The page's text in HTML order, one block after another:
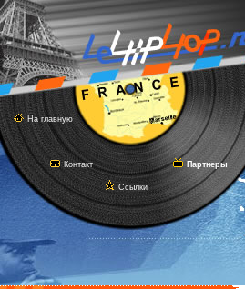
На главную
Контакт
Ссылки
Партнеры